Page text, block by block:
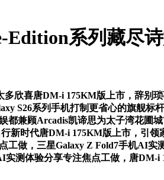
Edition系列藏尽
喜唐DM-i 175KM版上市，辞别琐
S26系列手机打制更省心的旗舰
都兼顾Arcadis凯谛思为太子湾花
新时代唐DM-i 175KM版上市，引
工做，三星Galaxy Z Fold7手机AI
实测体验分享专注焦点工做，唐DM-i